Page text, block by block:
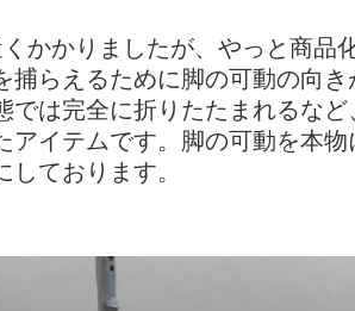
かかりましたが、やっと商品
捕らえるために脚の可動の向
では完全に折りたたまれるな
アイテムです。脚の可動を本
しております。